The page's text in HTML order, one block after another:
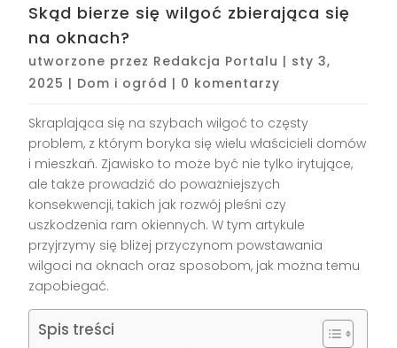
Skąd bierze się wilgoć zbierająca się
na oknach?
utworzone przez Redakcja Portalu | sty 3,
2025 | Dom i ogród | 0 komentarzy
Skraplająca się na szybach wilgoć to częsty
problem, z którym boryka się wielu właścicieli domów
i mieszkań. Zjawisko to może być nie tylko irytujące,
ale także prowadzić do poważniejszych
konsekwencji, takich jak rozwój pleśni czy
uszkodzenia ram okiennych. W tym artykule
przyjrzymy się bliżej przyczynom powstawania
wilgoci na oknach oraz sposobom, jak można temu
zapobiegać.
Spis treści